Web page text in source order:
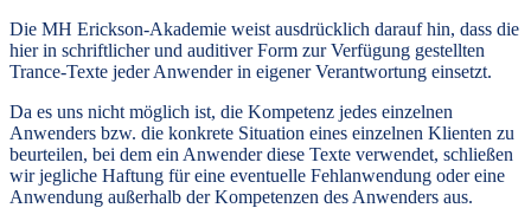
Die MH Erickson-Akademie weist ausdrücklich darauf hin, dass die
hier in schriftlicher und auditiver Form zur Verfügung gestellten
Trance-Texte jeder Anwender in eigener Verantwortung einsetzt.
Da es uns nicht möglich ist, die Kompetenz jedes einzelnen
Anwenders bzw. die konkrete Situation eines einzelnen Klienten zu
beurteilen, bei dem ein Anwender diese Texte verwendet, schließen
wir jegliche Haftung für eine eventuelle Fehlanwendung oder eine
Anwendung außerhalb der Kompetenzen des Anwenders aus.